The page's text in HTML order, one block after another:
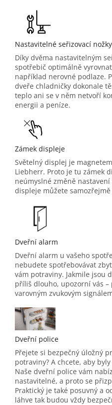
Nastavitelné seřizovací nožky
Díky dvěma nastavitelným
spotřebič optimálně
například nerovné podlaze.
dveře chladničky dokonale
teplo ani se v něm netvoří
energii a peníze.
Zámek displeje
Světelný displej je
Liebherr. Proto je tu zámek
neúmyslné změně
displeje můžete
Dveřní alarm
Dveřní alarm u vašeho
nebudete spotřebovávat
vám potraviny. Jakmile jsou
příliš dlouho, upozorní vás
varovným zvukovým
Dveřní police
Přejete si bezpečný úložný
potraviny? A chcete, aby
Naše dveřní police vám
nastavitelné, a proto se
Praktický je také posuvný a
láhve tak budou vždy